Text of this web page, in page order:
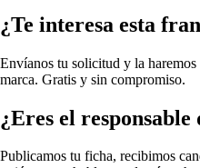
¿Te interesa esta
Envíanos tu solicitud y la
marca. Gratis y sin compromiso.
¿Eres el responsable
Publicamos tu ficha, recibimos